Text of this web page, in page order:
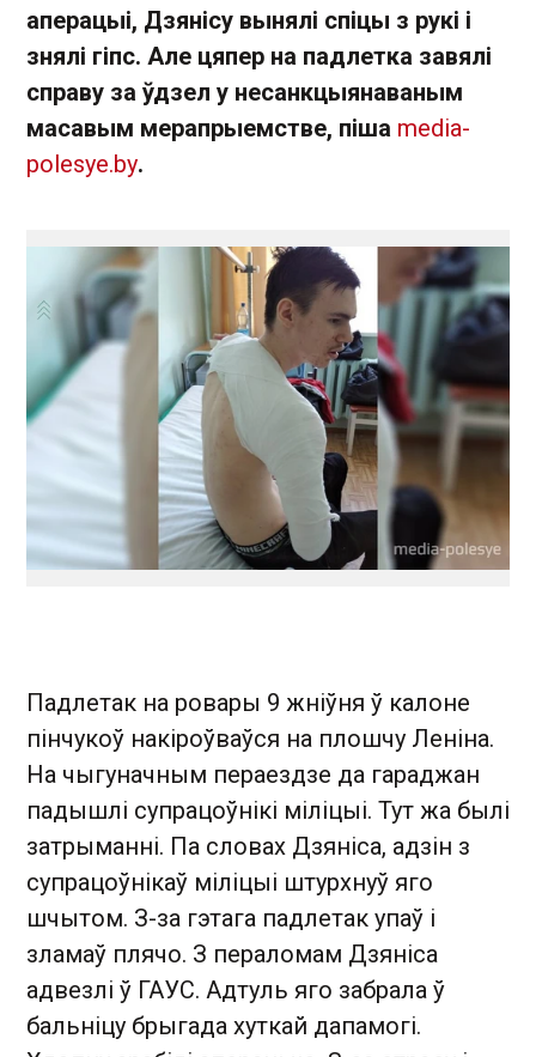
аперацыі, Дзянісу вынялі спіцы з рукі і
знялі гіпс. Але цяпер на падлетка завялі
справу за ўдзел у несанкцыянаваным
масавым мерапрыемстве, піша media-
polesye.by.
Падлетак на ровары 9 жніўня ў калоне
пінчукоў накіроўваўся на плошчу Леніна.
На чыгуначным пераездзе да гараджан
падышлі супрацоўнікі міліцыі. Тут жа былі
затрыманні. Па словах Дзяніса, адзін з
супрацоўнікаў міліцыі штурхнуў яго
шчытом. З-за гэтага падлетак упаў і
зламаў плячо. З пераломам Дзяніса
адвезлі ў ГАУС. Адтуль яго забрала ў
бальніцу брыгада хуткай дапамогі.